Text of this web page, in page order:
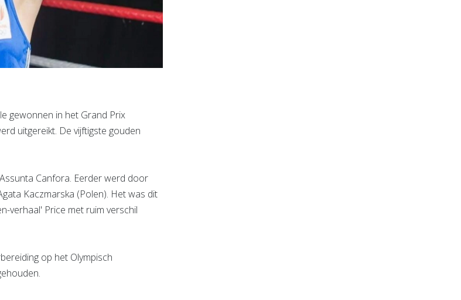
gewonnen in het Grand Prix
uitgereikt. De vijftigste gouden
Canfora. Eerder werd door
Kaczmarska (Polen). Het was dit
verhaal' Price met ruim verschil
op het Olympisch